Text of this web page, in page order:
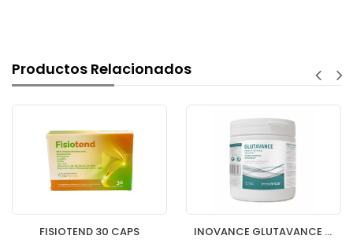
Productos Relacionados
FISIOTEND 30 CAPS INOVANCE GLUTAVANCE 400GR